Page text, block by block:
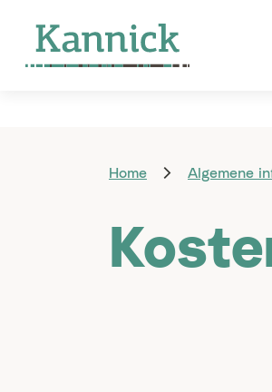
Home Algemene